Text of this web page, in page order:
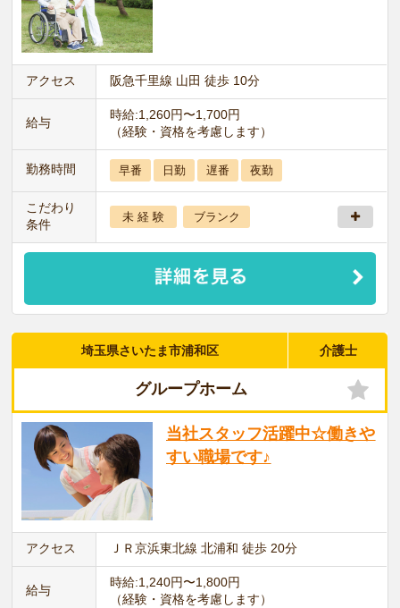
アクセス 阪急千里線 山田 徒歩 10分
給与
時給:1,260円〜1,700円
（経験・資格を考慮します）
勤務時間 早番 日勤 遅番 夜勤
こだわり
条件
未 経 験 ブランク
埼玉県さいたま市浦和区 介護士
グループホーム
当社スタッフ活躍中☆働きや
すい職場です♪
アクセス ＪＲ京浜東北線 北浦和 徒歩 20分
給与
時給:1,240円〜1,800円
（経験・資格を考慮します）